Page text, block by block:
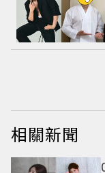
相關新聞